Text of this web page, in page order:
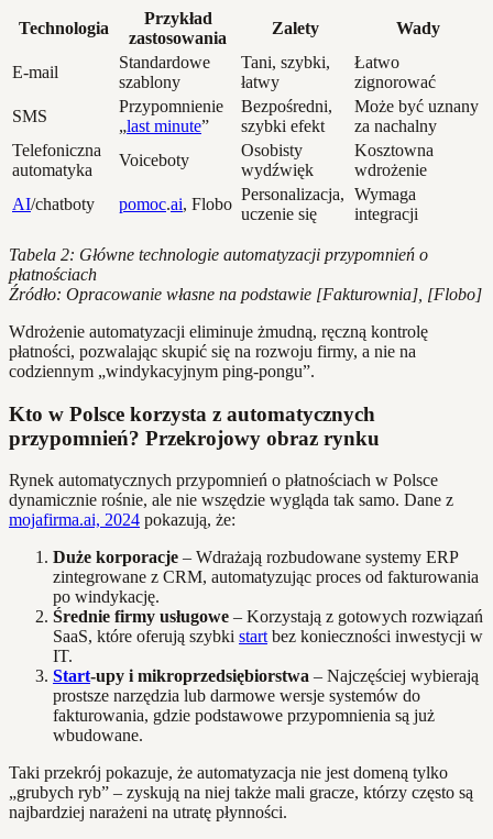
Technologia
Przykład
zastosowania
Zalety Wady
E-mail
Standardowe
szablony
Tani, szybki,
łatwy
Łatwo
zignorować
SMS
Przypomnienie
„last minute”
Bezpośredni,
szybki efekt
Może być uznany
za nachalny
Telefoniczna
automatyka
Voiceboty
Osobisty
wydźwięk
Kosztowna
wdrożenie
AI/chatboty pomoc.ai, Flobo
Personalizacja,
uczenie się
Wymaga
integracji
Tabela 2: Główne technologie automatyzacji przypomnień o
płatnościach
Źródło: Opracowanie własne na podstawie [Fakturownia], [Flobo]
Wdrożenie automatyzacji eliminuje żmudną, ręczną kontrolę
płatności, pozwalając skupić się na rozwoju firmy, a nie na
codziennym „windykacyjnym ping-pongu”.
Kto w Polsce korzysta z automatycznych
przypomnień? Przekrojowy obraz rynku
Rynek automatycznych przypomnień o płatnościach w Polsce
dynamicznie rośnie, ale nie wszędzie wygląda tak samo. Dane z
mojafirma.ai, 2024 pokazują, że:
Duże korporacje – Wdrażają rozbudowane systemy ERP
zintegrowane z CRM, automatyzując proces od fakturowania
po windykację.
Średnie firmy usługowe – Korzystają z gotowych rozwiązań
SaaS, które oferują szybki start bez konieczności inwestycji w
IT.
Start-upy i mikroprzedsiębiorstwa – Najczęściej wybierają
prostsze narzędzia lub darmowe wersje systemów do
fakturowania, gdzie podstawowe przypomnienia są już
wbudowane.
Taki przekrój pokazuje, że automatyzacja nie jest domeną tylko
„grubych ryb” – zyskują na niej także mali gracze, którzy często są
najbardziej narażeni na utratę płynności.